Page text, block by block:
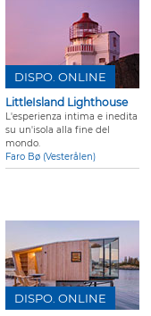
LittleIsland Lighthouse
L'esperienza intima e inedita
su un'isola alla fine del
mondo.
Faro Bø (Vesterålen)
DISPO. ONLINE
DISPO. ONLINE